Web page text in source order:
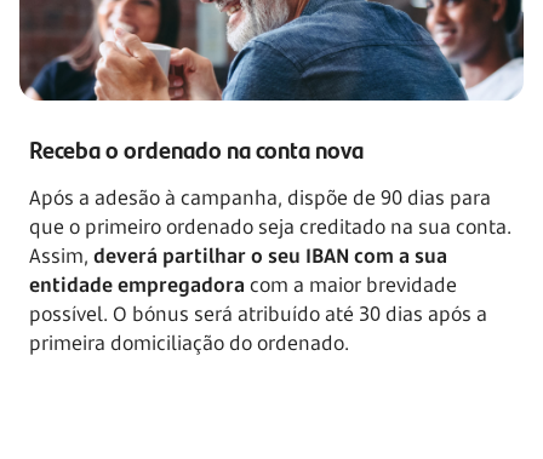
Receba o ordenado na conta nova
Após a adesão à campanha, dispõe de 90 dias para
que o primeiro ordenado seja creditado na sua conta.
Assim, deverá partilhar o seu IBAN com a sua
entidade empregadora com a maior brevidade
possível. O bónus será atribuído até 30 dias após a
primeira domiciliação do ordenado.